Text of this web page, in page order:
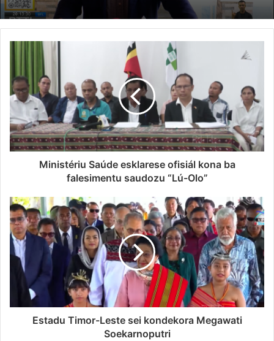
Ministériu Saúde esklarese ofisiál kona ba
falesimentu saudozu “Lú-Olo”
Estadu Timor-Leste sei kondekora Megawati
Soekarnoputri